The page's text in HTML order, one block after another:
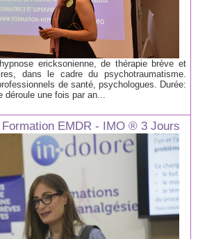
ericksonienne, de thérapie brève et
dans le cadre du psychotraumatisme.
de santé, psychologues. Durée:
déroule une fois par an...
EMDR - IMO ® 3 Jours